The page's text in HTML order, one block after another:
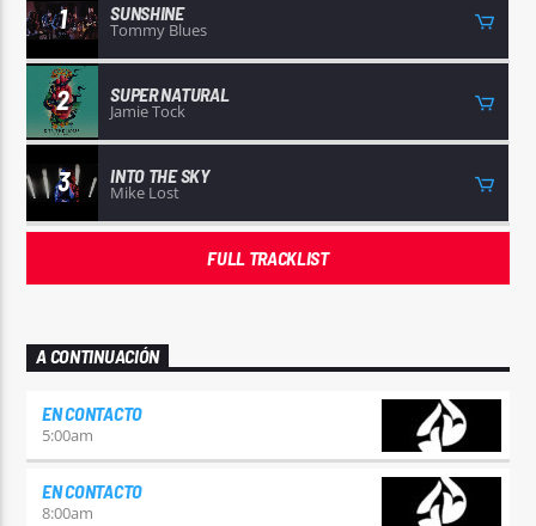
1 SUNSHINE
Tommy Blues
2 SUPER NATURAL
Jamie Tock
3 INTO THE SKY
Mike Lost
FULL TRACKLIST
A CONTINUACIÓN
EN CONTACTO
5:00am
EN CONTACTO
8:00am